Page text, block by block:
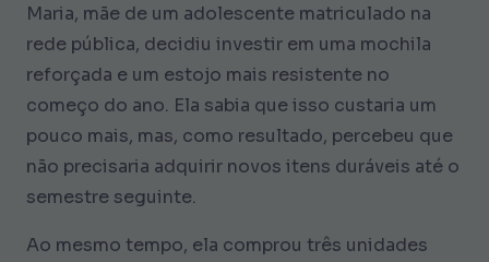
Maria, mãe de um adolescente matriculado na
rede pública, decidiu investir em uma mochila
reforçada e um estojo mais resistente no
começo do ano. Ela sabia que isso custaria um
pouco mais, mas, como resultado, percebeu que
não precisaria adquirir novos itens duráveis até o
semestre seguinte.
Ao mesmo tempo, ela comprou três unidades